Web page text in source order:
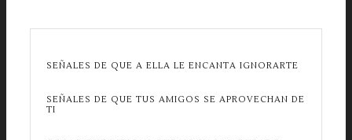
SEÑALES DE QUE A ELLA LE ENCANTA IGNORARTE
SEÑALES DE QUE TUS AMIGOS SE APROVECHAN DE
TI